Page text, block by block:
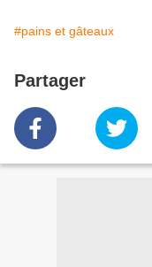
#pains et gâteaux
Partager